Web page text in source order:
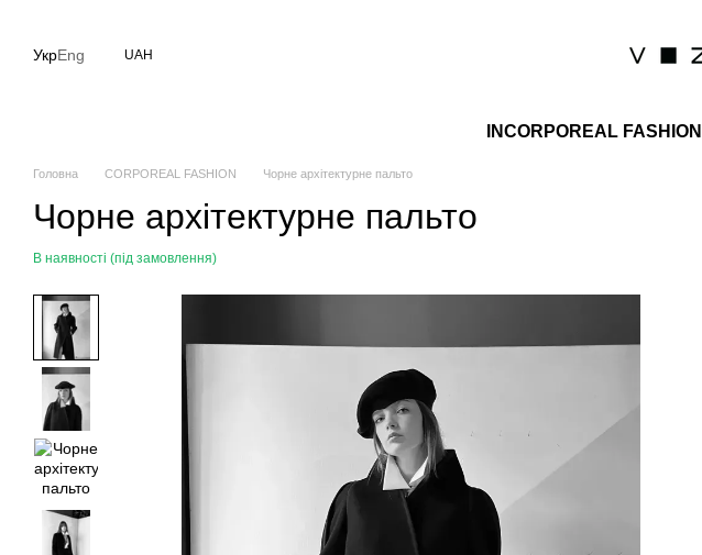
УкрEng UAH
INCORPOREAL FASHION
Головна CORPOREAL FASHION Чорне архітектурне пальто
Чорне архітектурне пальто
В наявності (під замовлення)